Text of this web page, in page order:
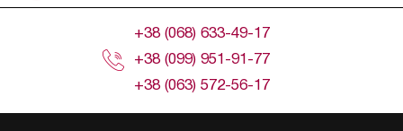
+38 (068) 633-49-17
+38 (099) 951-91-77
+38 (063) 572-56-17